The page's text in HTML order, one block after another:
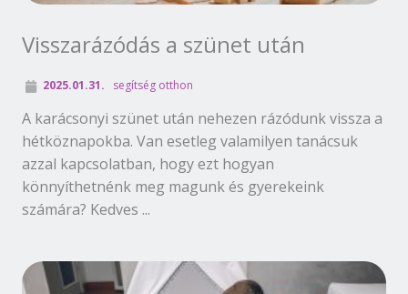
Visszarázódás a szünet után
2025.01.31. segítség otthon
A karácsonyi szünet után nehezen rázódunk vissza a
hétköznapokba. Van esetleg valamilyen tanácsuk
azzal kapcsolatban, hogy ezt hogyan
könnyíthetnénk meg magunk és gyerekeink
számára? Kedves ...